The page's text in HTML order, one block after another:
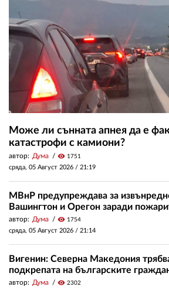
Може ли сънната апнея да е
катастрофи с камиони?
автор: Дума visibility 1751
сряда, 05 Август 2026 / 21:19
МВнР предупреждава за
Вашингтон и Орегон заради
автор: Дума visibility 1754
сряда, 05 Август 2026 / 21:14
Вигенин: Северна Македония
подкрепата на българските
автор: Дума visibility 2302